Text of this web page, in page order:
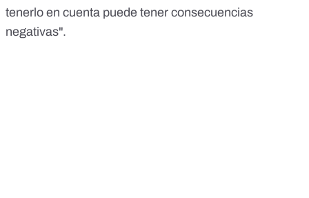
tenerlo en cuenta puede tener consecuencias
negativas".